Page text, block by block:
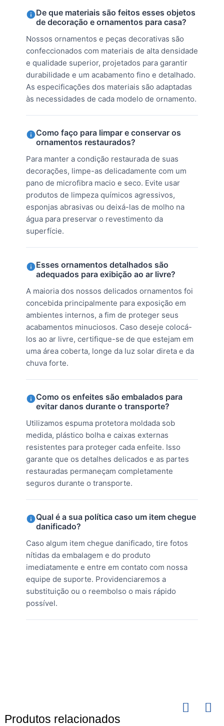
De que materiais são feitos esses objetos
de decoração e ornamentos para casa?
Nossos ornamentos e peças decorativas são
confeccionados com materiais de alta densidade
e qualidade superior, projetados para garantir
durabilidade e um acabamento fino e detalhado.
As especificações dos materiais são adaptadas
às necessidades de cada modelo de ornamento.
Como faço para limpar e conservar os
ornamentos restaurados?
Para manter a condição restaurada de suas
decorações, limpe-as delicadamente com um
pano de microfibra macio e seco. Evite usar
produtos de limpeza químicos agressivos,
esponjas abrasivas ou deixá-las de molho na
água para preservar o revestimento da
superfície.
Esses ornamentos detalhados são
adequados para exibição ao ar livre?
A maioria dos nossos delicados ornamentos foi
concebida principalmente para exposição em
ambientes internos, a fim de proteger seus
acabamentos minuciosos. Caso deseje colocá-
los ao ar livre, certifique-se de que estejam em
uma área coberta, longe da luz solar direta e da
chuva forte.
Como os enfeites são embalados para
evitar danos durante o transporte?
Utilizamos espuma protetora moldada sob
medida, plástico bolha e caixas externas
resistentes para proteger cada enfeite. Isso
garante que os detalhes delicados e as partes
restauradas permaneçam completamente
seguros durante o transporte.
Qual é a sua política caso um item chegue
danificado?
Caso algum item chegue danificado, tire fotos
nítidas da embalagem e do produto
imediatamente e entre em contato com nossa
equipe de suporte. Providenciaremos a
substituição ou o reembolso o mais rápido
possível.
Produtos relacionados